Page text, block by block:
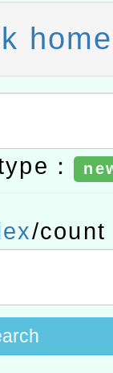
單
軟體線
釋公務
案
委託財
活動」
期六)辦
動—儒
術節教
home
：
/count